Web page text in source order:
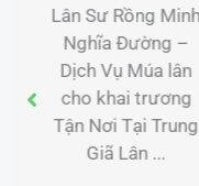
Lân Sư Rồng Minh
Nghĩa Đường –
Dịch Vụ Múa lân
cho khai trương
Tận Nơi Tại Trung
Giã Lân ...